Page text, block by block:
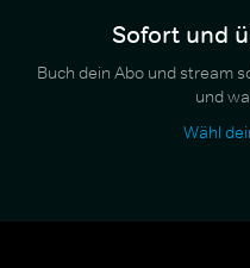
Sofort und
Buch dein Abo und stream
und
Wähl